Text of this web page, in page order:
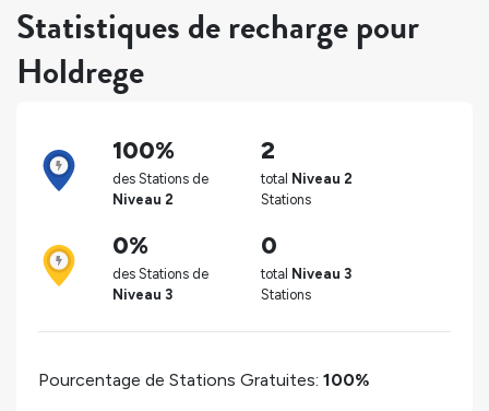
Statistiques de recharge pour
Holdrege
100%
des Stations de
Niveau 2
2
total Niveau 2
Stations
0%
des Stations de
Niveau 3
0
total Niveau 3
Stations
Pourcentage de Stations Gratuites: 100%